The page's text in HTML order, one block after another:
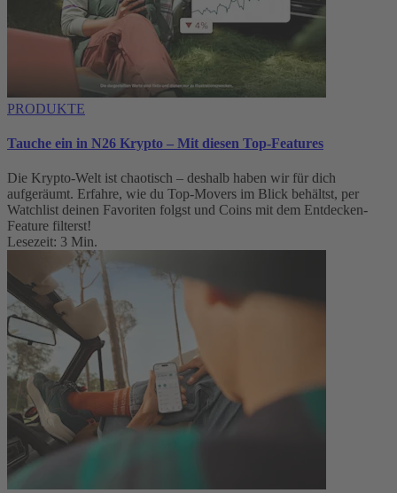
PRODUKTE
Tauche ein in N26 Krypto – Mit diesen Top-Features
Die Krypto-Welt ist chaotisch – deshalb haben wir für dich
aufgeräumt. Erfahre, wie du Top-Movers im Blick behältst, per
Watchlist deinen Favoriten folgst und Coins mit dem Entdecken-
Feature filterst!
Lesezeit: 3 Min.